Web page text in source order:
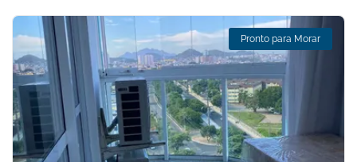
Pronto para Morar